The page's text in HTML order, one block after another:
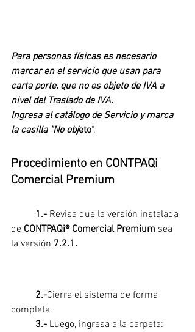
Para personas físicas es necesario
marcar en el servicio que usan para
carta porte, que no es objeto de IVA a
nivel del Traslado de IVA.
Ingresa al catálogo de Servicio y marca
la casilla "No objeto".
Procedimiento en CONTPAQi
Comercial Premium
1.- Revisa que la versión instalada
de CONTPAQi® Comercial Premium sea
la versión 7.2.1.
2.-Cierra el sistema de forma
completa.
3.- Luego, ingresa a la carpeta: